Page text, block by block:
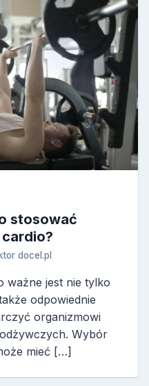
stosować
docel.pl
ważne jest nie tylko
odpowiednie
organizmowi
Wybór
mieć […]